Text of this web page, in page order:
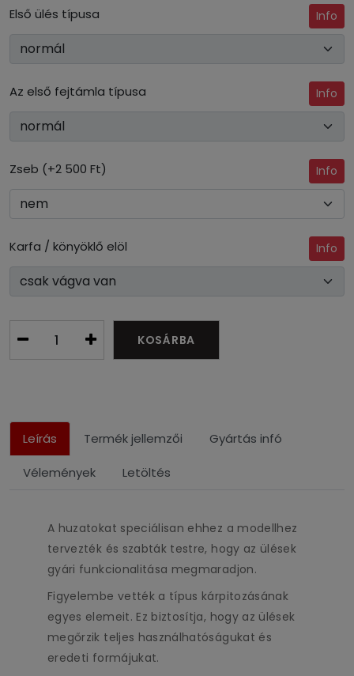
Első ülés típusa Info
Az első fejtámla típusa Info
Zseb (+2 500 Ft) Info
Karfa / könyöklő elöl Info
KOSÁRBA
Leírás Termék jellemzői Gyártás infó
Vélemények Letöltés
A huzatokat speciálisan ehhez a modellhez
tervezték és szabták testre, hogy az ülések
gyári funkcionalitása megmaradjon.
Figyelembe vették a típus kárpitozásának
egyes elemeit. Ez biztosítja, hogy az ülések
megőrzik teljes használhatóságukat és
eredeti formájukat.